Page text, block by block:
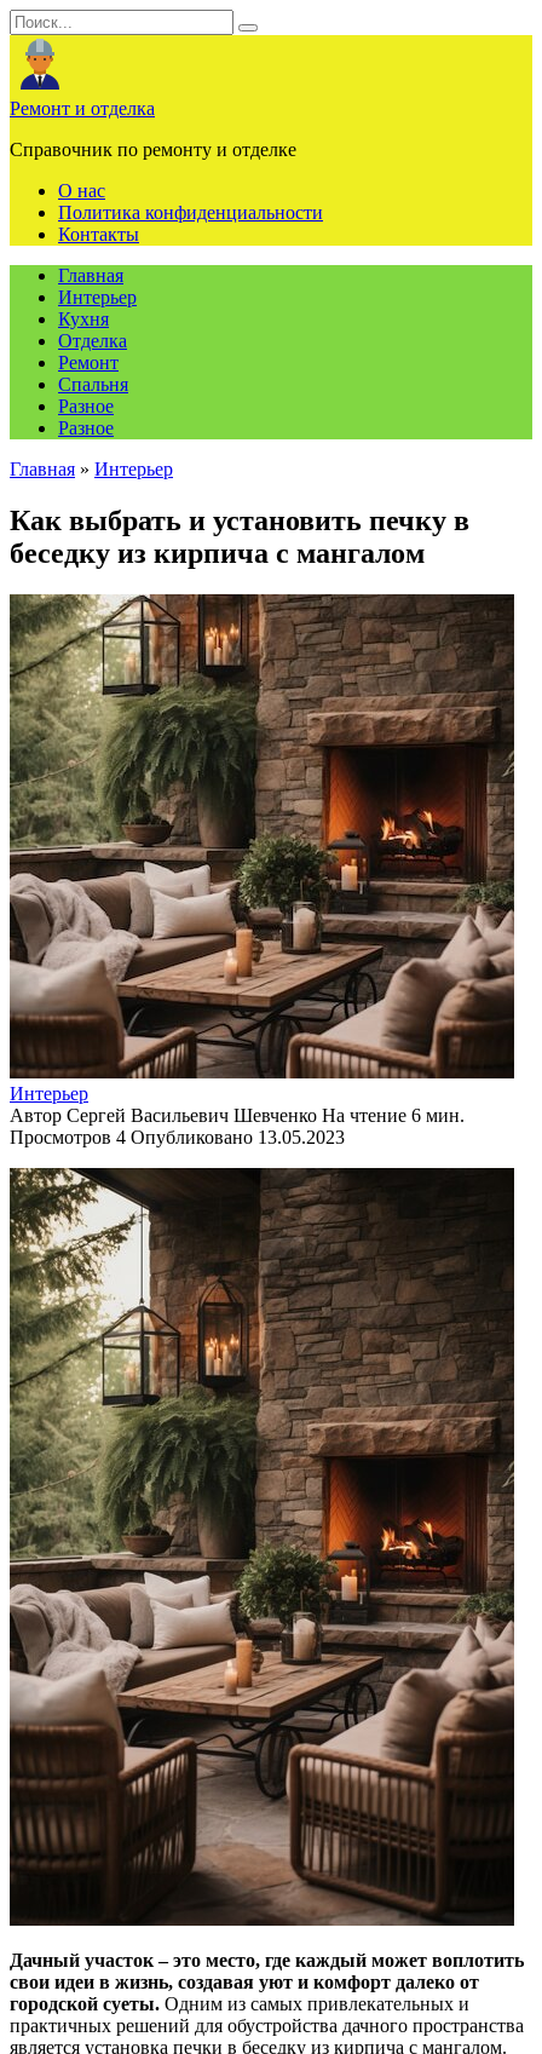
Перейти
к
содержанию
Search
for:
Ремонт и отделка
Справочник по ремонту и отделке
О нас
Политика конфиденциальности
Контакты
Главная
Интерьер
Кухня
Отделка
Ремонт
Спальня
Разное
Разное
Главная » Интерьер
Как выбрать и установить печку в
беседку из кирпича с мангалом
Интерьер
Автор Сергей Васильевич Шевченко На чтение 6 мин.
Просмотров 4 Опубликовано 13.05.2023
Дачный участок – это место, где каждый может воплотить
свои идеи в жизнь, создавая уют и комфорт далеко от
городской суеты. Одним из самых привлекательных и
практичных решений для обустройства дачного пространства
является установка печки в беседку из кирпича с мангалом.